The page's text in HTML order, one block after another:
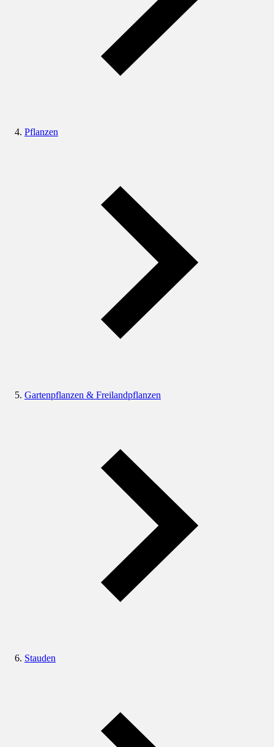
Pflanzen
Gartenpflanzen & Freilandpflanzen
Stauden